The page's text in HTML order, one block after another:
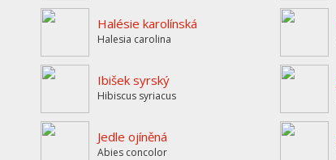
Halésie karolínská
Halesia carolina
Ibišek syrský
Hibiscus syriacus
Jedle ojíněná
Abies concolor